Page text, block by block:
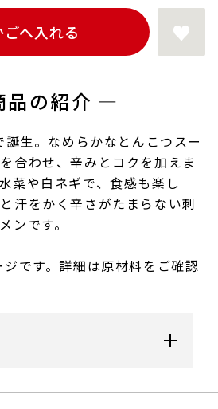
の紹介 ―
生。なめらかなとんこつスー
合わせ、辛みとコクを加えま
菜や白ネギで、食感も楽し
汗をかく辛さがたまらない刺
ンです。
です。詳細は原材料をご確認